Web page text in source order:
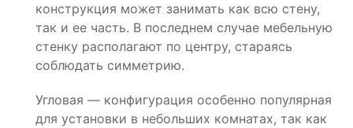
конструкция может занимать как всю стену,
так и ее часть. В последнем случае мебельную
стенку располагают по центру, стараясь
соблюдать симметрию.
Угловая — конфигурация особенно популярная
для установки в небольших комнатах, так как